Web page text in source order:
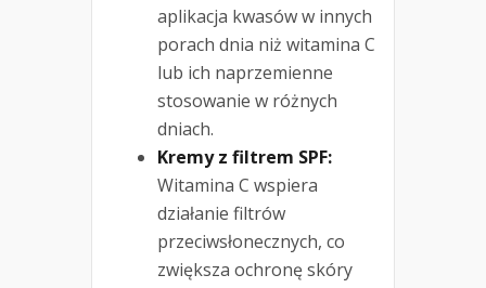
aplikacja kwasów w innych
porach dnia niż witamina C
lub ich naprzemienne
stosowanie w różnych
dniach.
Kremy z filtrem SPF:
Witamina C wspiera
działanie filtrów
przeciwsłonecznych, co
zwiększa ochronę skóry